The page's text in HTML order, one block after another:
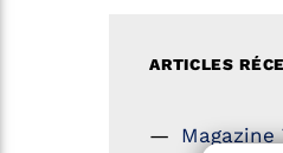
ARTICLES
Magazine